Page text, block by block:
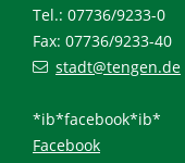
Tel.: 07736/9233-0
Fax: 07736/9233-40
stadt@tengen.de
*ib*facebook*ib*
Facebook